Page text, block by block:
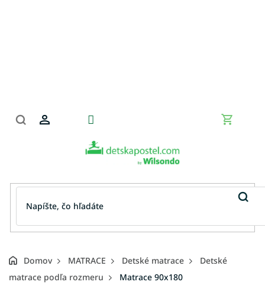
Domov MATRACE Detské matrace
Detské
matrace podľa rozmeru
Matrace 90x180